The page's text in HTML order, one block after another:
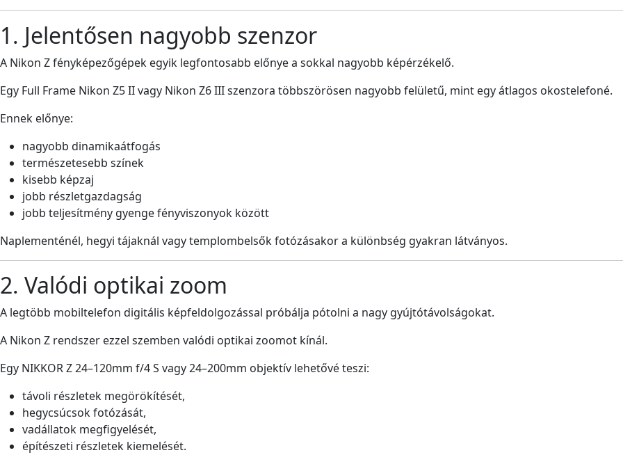
1. Jelentősen nagyobb szenzor
A Nikon Z fényképezőgépek egyik legfontosabb előnye a sokkal nagyobb képérzékelő.
Egy Full Frame Nikon Z5 II vagy Nikon Z6 III szenzora többszörösen nagyobb felületű, mint egy átlagos okostelefoné.
Ennek előnye:
nagyobb dinamikaátfogás
természetesebb színek
kisebb képzaj
jobb részletgazdagság
jobb teljesítmény gyenge fényviszonyok között
Naplementénél, hegyi tájaknál vagy templombelsők fotózásakor a különbség gyakran látványos.
2. Valódi optikai zoom
A legtöbb mobiltelefon digitális képfeldolgozással próbálja pótolni a nagy gyújtótávolságokat.
A Nikon Z rendszer ezzel szemben valódi optikai zoomot kínál.
Egy NIKKOR Z 24–120mm f/4 S vagy 24–200mm objektív lehetővé teszi:
távoli részletek megörökítését,
hegycsúcsok fotózását,
vadállatok megfigyelését,
építészeti részletek kiemelését.